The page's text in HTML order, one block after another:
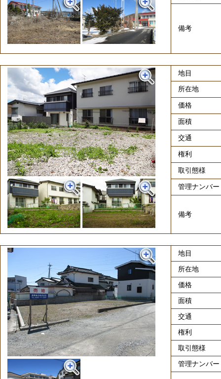
備考
地目
所在地
価格
面積
交通
権利
取引態様
管理ナンバー
備考
地目
所在地
価格
面積
交通
権利
取引態様
管理ナンバー